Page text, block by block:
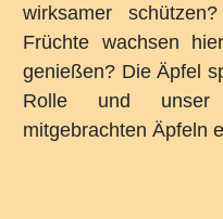
wirksamer
Früchte wachsen
genießen? Die Äpfel
Rolle und unser
mitgebrachten Äpfeln